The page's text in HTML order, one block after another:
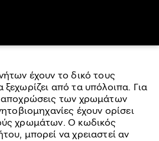
έχουν το δικό τους
από τα υπόλοιπα. Για
αποχρώσεις των χρωμάτων
έχουν ορίσει
χρωμάτων. Ο κωδικός
μπορεί να χρειαστεί αν